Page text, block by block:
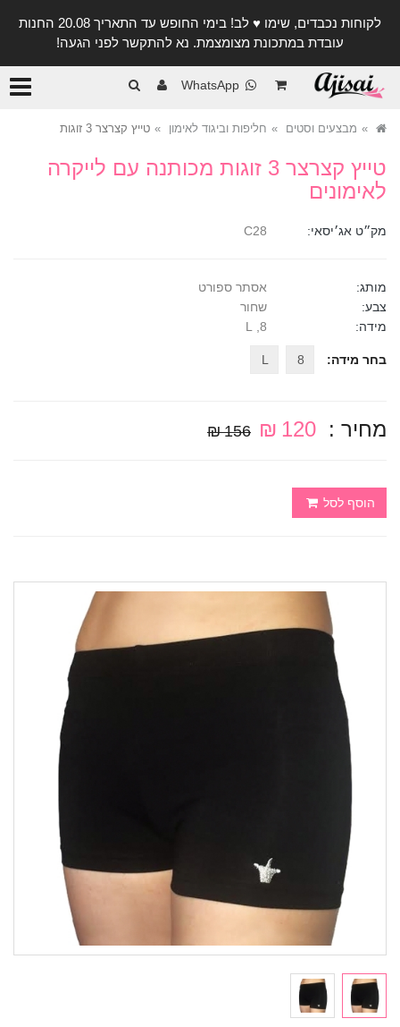
לקוחות נכבדים, שימו ♥️ לב! בימי החופש עד התאריך 20.08 החנות
עובדת במתכונת מצומצמת. נא להתקשר לפני הגעה!
WhatsApp
מבצעים וסטים חליפות וביגוד לאימון טייץ קצרצר 3 זוגות
טייץ קצרצר 3 זוגות מכותנה עם לייקרה
לאימונים
מק״ט אג׳יסאי:
מותג:
אסתר ספורט
צבע:
שחור
מידה:
בחר מידה: 8
L
מחיר : 120 ₪
156 ₪
הוסף לסל